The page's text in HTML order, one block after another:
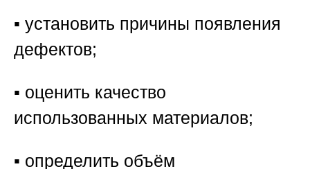
▪️ установить причины появления
дефектов;
▪️ оценить качество
использованных материалов;
▪️ определить объём